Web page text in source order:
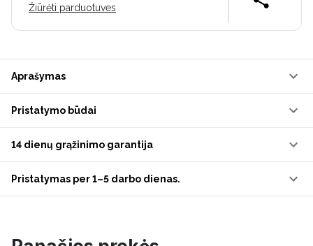
Žiūrėti parduotuves
Aprašymas
Pristatymo būdai
14 dienų grąžinimo garantija
Pristatymas per 1–5 darbo dienas.